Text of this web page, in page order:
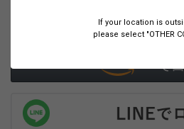
If your location is
please select "OTHER
または